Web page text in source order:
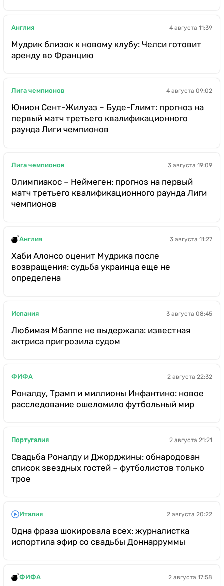
Англия 4 августа 11:39
Мудрик близок к новому клубу: Челси готовит
аренду во Францию
Лига чемпионов 4 августа 09:02
Юнион Сент-Жилуаз – Буде-Глимт: прогноз на
первый матч третьего квалификационного
раунда Лиги чемпионов
Лига чемпионов 3 августа 19:09
Олимпиакос – Неймеген: прогноз на первый
матч третьего квалификационного раунда Лиги
чемпионов
Англия 3 августа 11:27
Хаби Алонсо оценит Мудрика после
возвращения: судьба украинца еще не
определена
Испания 3 августа 08:45
Любимая Мбаппе не выдержала: известная
актриса пригрозила судом
ФИФА 2 августа 22:32
Роналду, Трамп и миллионы Инфантино: новое
расследование ошеломило футбольный мир
Португалия 2 августа 21:21
Свадьба Роналду и Джорджины: обнародован
список звездных гостей – футболистов только
трое
Италия 2 августа 20:22
Одна фраза шокировала всех: журналистка
испортила эфир со свадьбы Доннарруммы
ФИФА 2 августа 17:58